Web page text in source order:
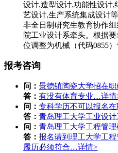
设计,造型设计,功能性设计,
艺设计,生产系统集成设计
非全日制研究生教育协作
院工业设计系牵头。根据
位调整为机械（代码0855）
报考咨询
问： 景德镇陶瓷大学招在职
答： 有没有体育专业…详情
问： 专科学历不可以报名在
答： 青岛理工大学工业设计
问： 青岛理工大学工程管
答： 报名请到理工大学工
履历必须符合…详情>